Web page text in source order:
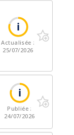
Actualisée :
25/07/2026
Publiée :
24/07/2026